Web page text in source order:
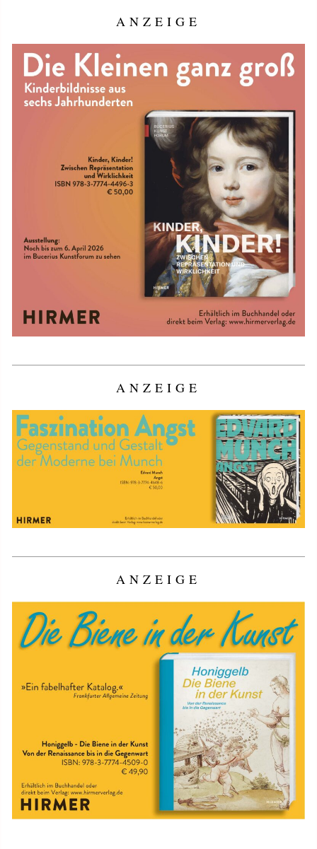
ANZEIGE
ANZEIGE
ANZEIGE